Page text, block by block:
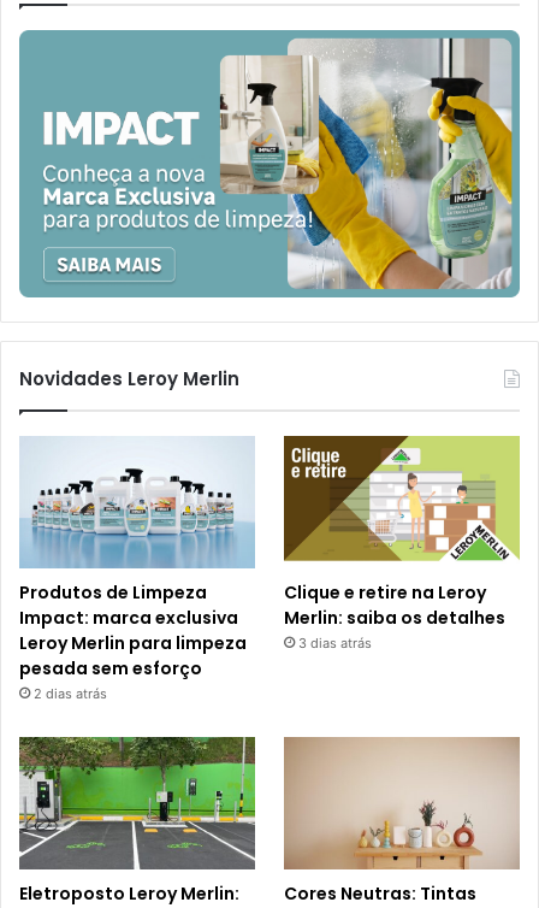
Novidades Leroy Merlin
Produtos de Limpeza
Impact: marca exclusiva
Leroy Merlin para limpeza
pesada sem esforço
2 dias atrás
Clique e retire na Leroy
Merlin: saiba os detalhes
3 dias atrás
Eletroposto Leroy Merlin:
Cores Neutras: Tintas